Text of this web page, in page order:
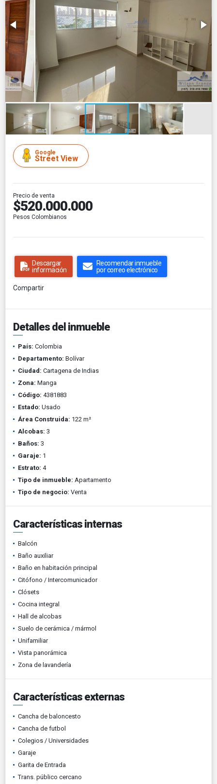
Google
Street View
Precio de venta
$520.000.000
Pesos Colombianos
Descargar
información
Recomendar inmueble
por correo electrónico
Compartir
Detalles del inmueble
País: Colombia
Departamento: Bolívar
Ciudad: Cartagena de Indias
Zona: Manga
Código: 4381883
Estado: Usado
Área Construida: 122 m²
Alcobas: 3
Baños: 3
Garaje: 1
Estrato: 4
Tipo de inmueble: Apartamento
Tipo de negocio: Venta
Características internas
Balcón
Baño auxiliar
Baño en habitación principal
Citófono / Intercomunicador
Clósets
Cocina integral
Hall de alcobas
Suelo de cerámica / mármol
Unifamiliar
Vista panorámica
Zona de lavandería
Características externas
Cancha de baloncesto
Cancha de futbol
Colegios / Universidades
Garaje
Garita de Entrada
Trans. público cercano